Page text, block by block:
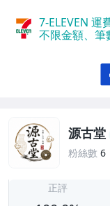
7-ELEVEN 運
不限金額、筆
源古堂
粉絲數 6
正評